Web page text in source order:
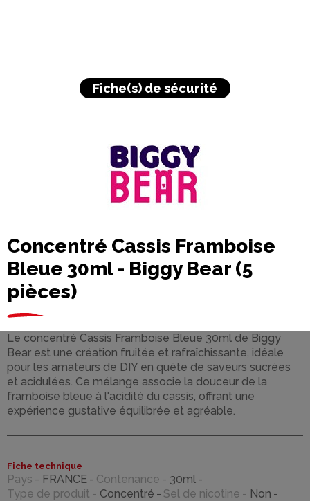
Fiche(s) de sécurité
Concentré Cassis Framboise
Bleue 30ml - Biggy Bear (5
pièces)
Le concentré Cassis Framboise Bleue 30ml de Biggy
Bear est une création fruitée et rafraîchissante, idéale
pour les amateurs de DIY en quête de saveurs sucrées
et acidulées. Ce mélange associe la douceur de la
framboise bleue à l'acidité du cassis, offrant une
expérience gustative équilibrée et agréable.
Fiche technique
Pays FRANCE Contenance
30ml
Type de produit
Concentré Sel de nicotine
Non